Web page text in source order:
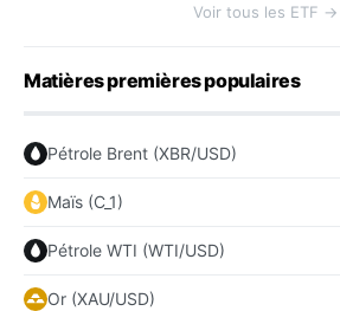
Voir tous les ETF →
Matières premières populaires
Pétrole Brent (XBR/USD)
Maïs (C_1)
Pétrole WTI (WTI/USD)
Or (XAU/USD)